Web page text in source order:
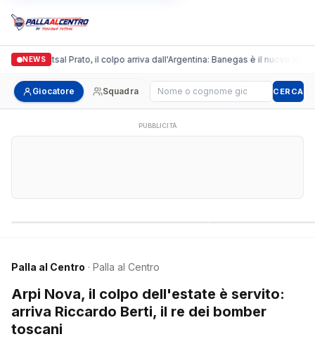
NEWS
Futsal Prato, il colpo arriva dall'Argentina: Banegas è il nuovo leader
Giocatore Squadra Cerca giocatore CERCA
PUBBLICITÀ
Palla al Centro · Palla al Centro
Arpi Nova, il colpo dell'estate è servito:
arriva Riccardo Berti, il re dei bomber
toscani